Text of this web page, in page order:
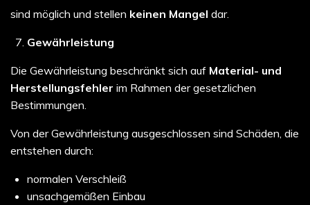
sind möglich und stellen keinen Mangel dar.
Gewährleistung
Die Gewährleistung beschränkt sich auf Material- und
Herstellungsfehler im Rahmen der gesetzlichen
Bestimmungen.
Von der Gewährleistung ausgeschlossen sind Schäden, die
entstehen durch:
normalen Verschleiß
unsachgemäßen Einbau